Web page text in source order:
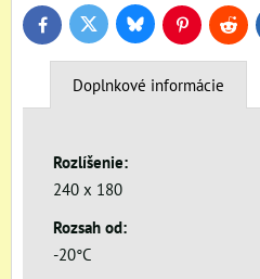
FacebookTwitter BlueskyPinterestReddit
Doplnkové informácie
Rozlíšenie:
240 x 180
Rozsah od:
-20°C